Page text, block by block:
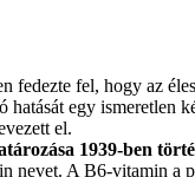
fedezte fel, hogy az
hatását egy ismeretlen
el.
1939-ben
nevet. A B6-vitamin a